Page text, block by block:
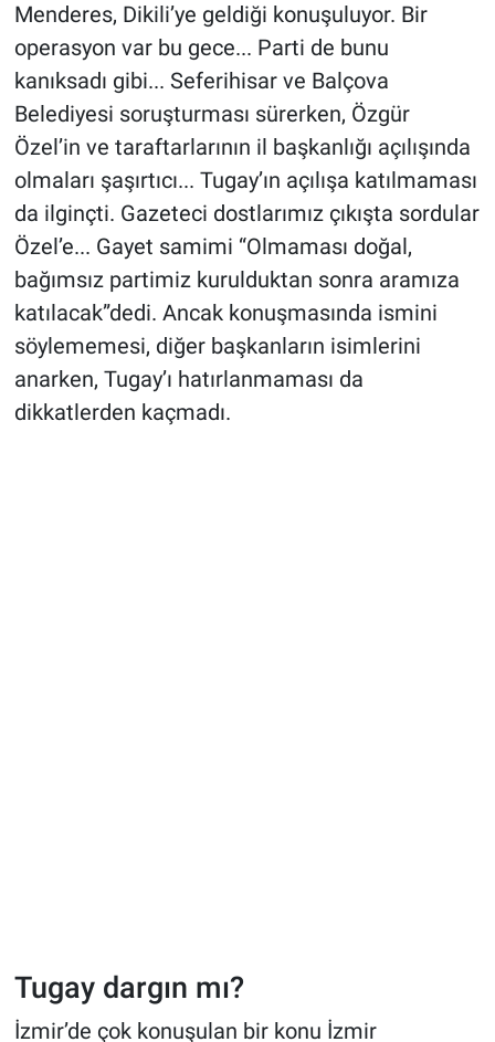
Menderes, Dikili’ye geldiği konuşuluyor. Bir
operasyon var bu gece... Parti de bunu
kanıksadı gibi... Seferihisar ve Balçova
Belediyesi soruşturması sürerken, Özgür
Özel’in ve taraftarlarının il başkanlığı açılışında
olmaları şaşırtıcı... Tugay’ın açılışa katılmaması
da ilginçti. Gazeteci dostlarımız çıkışta sordular
Özel’e... Gayet samimi “Olmaması doğal,
bağımsız partimiz kurulduktan sonra aramıza
katılacak”dedi. Ancak konuşmasında ismini
söylememesi, diğer başkanların isimlerini
anarken, Tugay’ı hatırlanmaması da
dikkatlerden kaçmadı.
Tugay dargın mı?
İzmir’de çok konuşulan bir konu İzmir